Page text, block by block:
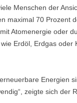
Menschen der
maximal 70 Prozent
Atomenergie oder
Erdöl, Erdgas oder
Energien
zeigte sich der